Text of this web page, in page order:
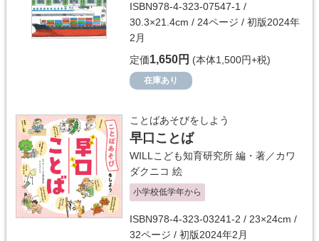
ISBN978-4-323-07547-1 /
30.3×21.4cm / 24ページ / 初版2024年
2月
定価1,650円 (本体1,500円+税)
在庫あり
ことばあそびをしよう
早口ことば
WILLこども知育研究所 編・著／カワ
ダクニコ 絵
小学校低学年から
ISBN978-4-323-03241-2 / 23×24cm /
32ページ / 初版2024年2月